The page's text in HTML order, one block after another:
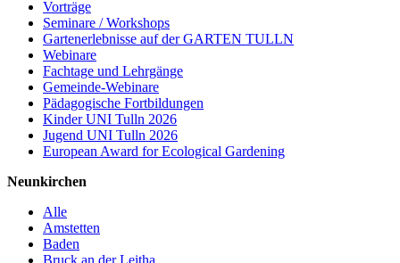
Vorträge
Seminare / Workshops
Gartenerlebnisse auf der GARTEN TULLN
Webinare
Fachtage und Lehrgänge
Gemeinde-Webinare
Pädagogische Fortbildungen
Kinder UNI Tulln 2026
Jugend UNI Tulln 2026
European Award for Ecological Gardening
Neunkirchen
Alle
Amstetten
Baden
Bruck an der Leitha